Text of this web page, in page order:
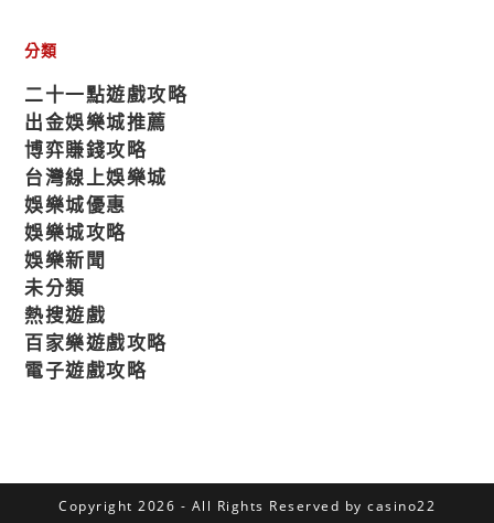
分類
二十一點遊戲攻略
出金娛樂城推薦
博弈賺錢攻略
台灣線上娛樂城
娛樂城優惠
娛樂城攻略
娛樂新聞
未分類
熱搜遊戲
百家樂遊戲攻略
電子遊戲攻略
Copyright 2026 - All Rights Reserved by casino22